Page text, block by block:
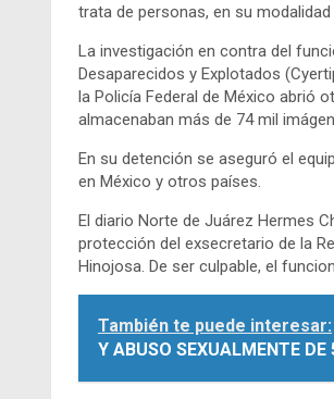
trata de personas, en su
La investigación en contra del
Desaparecidos y Explotados
la Policía Federal de México abrió
almacenaban más de 74 mil
En su detención se aseguró el
en México y otros países.
El diario Norte de Juárez Hermes
protección del exsecretario de la
Hinojosa. De ser culpable, el
También te puede interesar:
Y ABUSO SEXUALMENTE DE